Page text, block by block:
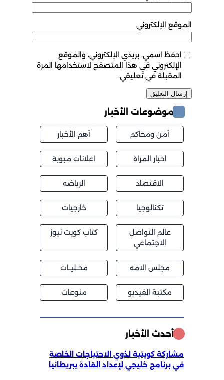
الموقع الإلكتروني
احفظ اسمي، بريدي الإلكتروني، والموقع
الإلكتروني في هذا المتصفح لاستخدامها المرة
المقبلة في تعليقي.
موضوعات الأخبار
أمن ومحاكم أهم الأخبار
اخبار المراة اعلانات مبوبة
الاقتصاد الرياضه
تكنالوجيا خارجيات
عالم التواصل
الاجتماعي
كتاب كويت نيوز
مجلس الامه محــليــات
مكتبة الفيديو منوعات
أحدث الأخبار
مشاركة كويتية لذوي الاحتياجات الخاصة
في برنامج خليجي لإعداد القادة ببريطانيا